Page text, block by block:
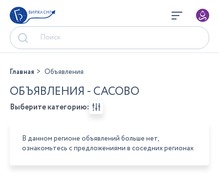
БИРЖА СНГ
Главная Объявления
ОБЪЯВЛЕНИЯ - САСОВО
Выберите категорию:
В данном регионе объявлений больше нет,
ознакомьтесь с предложениями в соседних регионах